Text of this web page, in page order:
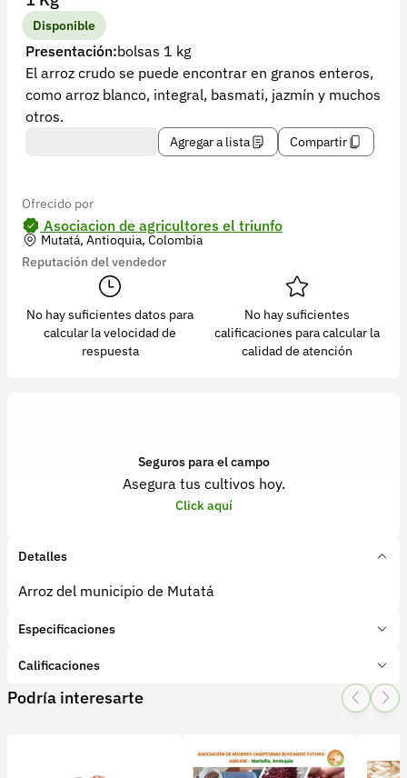
Disponible
Presentación:bolsas 1 kg
El arroz crudo se puede encontrar en granos enteros,
como arroz blanco, integral, basmati, jazmín y muchos
otros.
Agregar a lista Compartir
Ofrecido por
Asociacion de agricultores el triunfo
Mutatá, Antioquia, Colombia
Reputación del vendedor
No hay suficientes datos para
calcular la velocidad de
respuesta
No hay suficientes
calificaciones para calcular la
calidad de atención
Seguros para el campo
Asegura tus cultivos hoy.
Click aquí
Detalles
Arroz del municipio de Mutatá
Especificaciones
Marca:
Agro Antioquia Digital
Tipo de producto:Producto final
Calificaciones
1 Star
2 Star
3 Star4 Star
Podría interesarte
Soporte
+57 323 2931928
contacto@croper.com
© 2026 Croper.com Todos los derechos reservados
Síguenos